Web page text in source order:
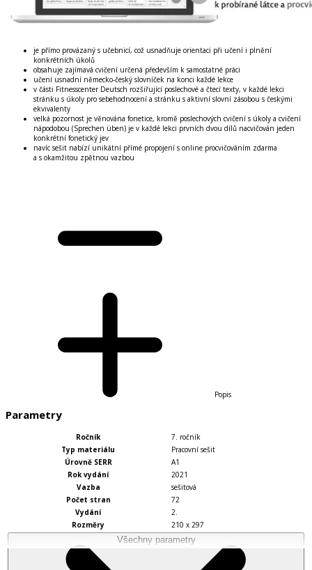
je přímo provázaný s učebnicí, což usnadňuje orientaci při učení i plnění
konkrétních úkolů
obsahuje zajímavá cvičení určená především k samostatné práci
učení usnadní německo-český slovníček na konci každé lekce
v části Fitnesscenter Deutsch rozšiřující poslechové a čtecí texty, v každé lekci
stránku s úkoly pro sebehodnocení a stránku s aktivní slovní zásobou s českými
ekvivalenty
velká pozornost je věnována fonetice, kromě poslechových cvičení s úkoly a cvičení
nápodobou (Sprechen üben) je v každé lekci prvních dvou dílů nacvičován jeden
konkrétní fonetický jev
navíc sešit nabízí unikátní přímé propojení s online procvičováním zdarma
a s okamžitou zpětnou vazbou
Popis
Parametry
Ročník
7. ročník
Typ materiálu
Pracovní sešit
Úrovně SERR
A1
Rok vydání
2021
Vazba
sešitová
Počet stran
72
Vydání
2.
Rozměry
210 x 297
Všechny parametry